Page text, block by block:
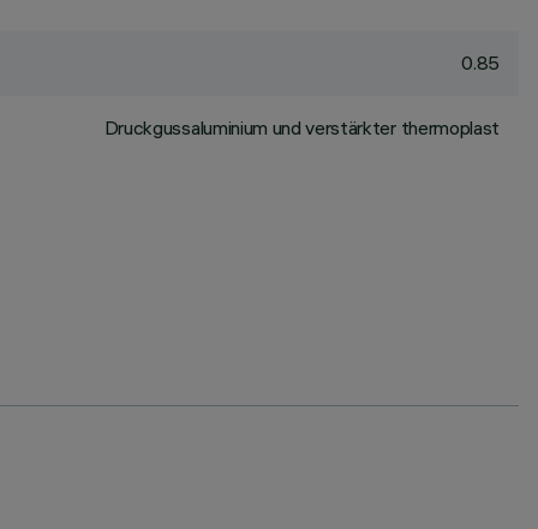
0.85
Druckgussaluminium und verstärkter thermoplast